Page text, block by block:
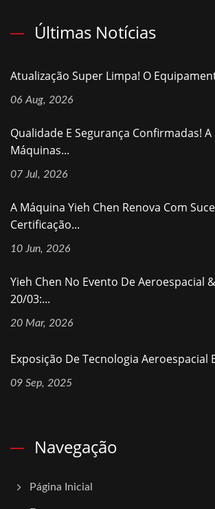
Últimas Notícias
Atualização Super Limpa! O
06 Aug, 2026
Qualidade E Segurança Confirmadas! A
Máquinas...
07 Jul, 2026
A Máquina Yieh Chen Renova Com
Certificação...
10 Jun, 2026
Yieh Chen No Evento De Aeroespacial
20/03:...
20 Mar, 2026
Exposição De Tecnologia Aeroespacial
09 Sep, 2025
Navegação
Página Inicial